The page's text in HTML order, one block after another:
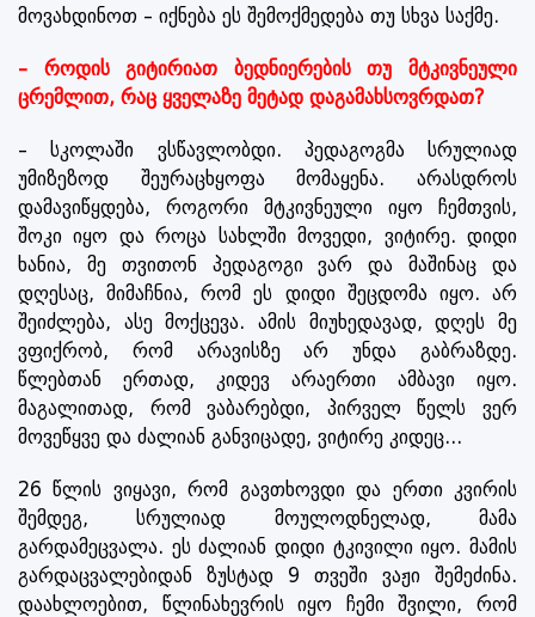
მოვახდინოთ – იქნება ეს შემოქმედება თუ სხვა საქმე.
– როდის გიტირიათ ბედნიერების თუ მტკივნეული
ცრემლით, რაც ყველაზე მეტად დაგამახსოვრდათ?
– სკოლაში ვსწავლობდი. პედაგოგმა სრულიად
უმიზეზოდ შეურაცხყოფა მომაყენა. არასდროს
დამავიწყდება, როგორი მტკივნეული იყო ჩემთვის,
შოკი იყო და როცა სახლში მოვედი, ვიტირე. დიდი
ხანია, მე თვითონ პედაგოგი ვარ და მაშინაც და
დღესაც, მიმაჩნია, რომ ეს დიდი შეცდომა იყო. არ
შეიძლება, ასე მოქცევა. ამის მიუხედავად, დღეს მე
ვფიქრობ, რომ არავისზე არ უნდა გაბრაზდე.
წლებთან ერთად, კიდევ არაერთი ამბავი იყო.
მაგალითად, რომ ვაბარებდი, პირველ წელს ვერ
მოვეწყვე და ძალიან განვიცადე, ვიტირე კიდეც...
26 წლის ვიყავი, რომ გავთხოვდი და ერთი კვირის
შემდეგ, სრულიად მოულოდნელად, მამა
გარდამეცვალა. ეს ძალიან დიდი ტკივილი იყო. მამის
გარდაცვალებიდან ზუსტად 9 თვეში ვაჟი შემეძინა.
დაახლოებით, წლინახევრის იყო ჩემი შვილი, რომ